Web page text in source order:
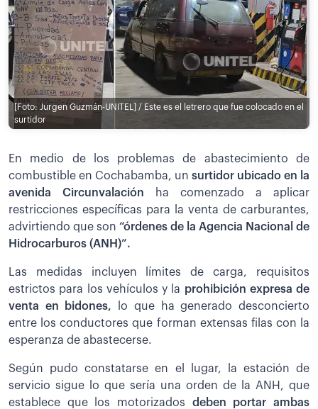
[Foto: Jurgen Guzmán-UNITEL] / Este es el letrero que fue colocado en el
surtidor
En medio de los problemas de abastecimiento de
combustible en Cochabamba, un surtidor ubicado en la
avenida Circunvalación ha comenzado a aplicar
restricciones específicas para la venta de carburantes,
advirtiendo que son “órdenes de la Agencia Nacional de
Hidrocarburos (ANH)”.
Las medidas incluyen límites de carga, requisitos
estrictos para los vehículos y la prohibición expresa de
venta en bidones,
lo que ha generado desconcierto
entre los conductores que forman extensas filas con la
esperanza de abastecerse.
Según pudo constatarse en el lugar, la estación de
servicio sigue lo que sería una orden de la ANH, que
establece que los motorizados deben portar ambas